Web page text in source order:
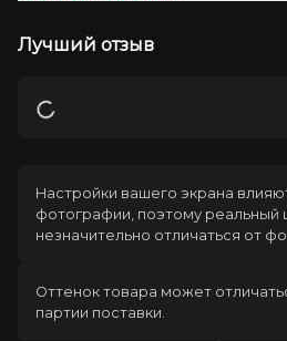
Лучший отзыв
Загрузка
Настройки вашего экрана
фотографии, поэтому реальный
незначительно отличаться от
Оттенок товара может
партии поставки.